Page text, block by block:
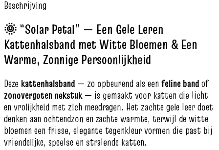
Beschrijving
🌞 “Solar Petal” — Een Gele Leren
Kattenhalsband met Witte Bloemen & Een
Warme, Zonnige Persoonlijkheid
Deze kattenhalsband — zo opbeurend als een feline bandof
zonovergoten nekstuk— is gemaakt voor katten die licht
en vrolijkheid met zich meedragen. Het zachte gele leer doet
denken aan ochtendzon en zachte warmte, terwijl de witte
bloemen een frisse, elegante tegenkleur vormen die past bij
vriendelijke, speelse en stralende katten.